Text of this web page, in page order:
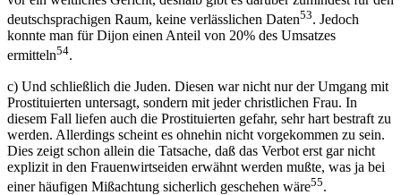
deutschsprachigen Raum, keine verlässlichen Daten53. Jedoch
konnte man für Dijon einen Anteil von 20% des Umsatzes
ermitteln54.
c) Und schließlich die Juden. Diesen war nicht nur der Umgang mit
Prostituierten untersagt, sondern mit jeder christlichen Frau. In
diesem Fall liefen auch die Prostituierten gefahr, sehr hart bestraft zu
werden. Allerdings scheint es ohnehin nicht vorgekommen zu sein.
Dies zeigt schon allein die Tatsache, daß das Verbot erst gar nicht
explizit in den Frauenwirtseiden erwähnt werden mußte, was ja bei
einer häufigen Mißachtung sicherlich geschehen wäre55.